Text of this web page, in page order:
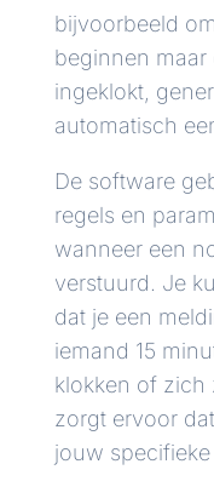
bijvoorbeeld
beginnen maar
ingeklokt,
automatisch
De software
regels en
wanneer een
verstuurd. Je
dat je een
iemand 15
klokken of zich
zorgt ervoor
jouw